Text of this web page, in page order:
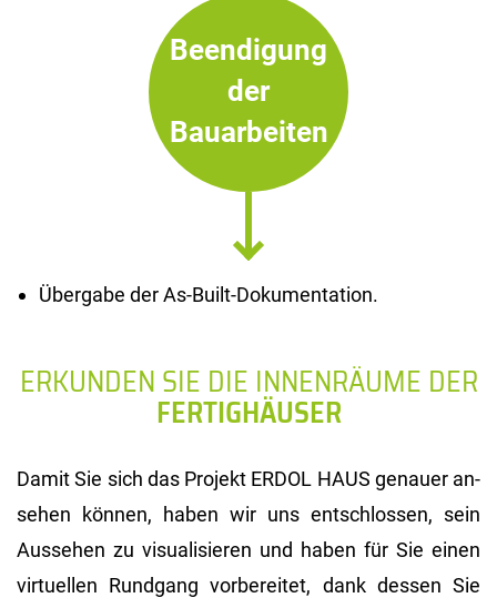
Beendigung
der
Bauarbeiten
Übergabe der As-Built-Dokumentation.
ERKUNDEN SIE DIE INNENRÄUME DER
FERTIGHÄUSER
Damit Sie sich das Pro­jekt ERDOL HAUS ge­nau­er an­
se­hen kön­nen, haben wir uns ent­schlos­sen, sein
Aus­se­hen zu vi­sua­li­sie­ren und haben für Sie einen
vir­tu­el­len Rund­gang vor­be­rei­tet, dank des­sen Sie